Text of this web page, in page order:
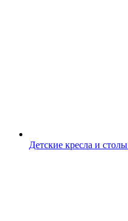
Детские кресла и столы